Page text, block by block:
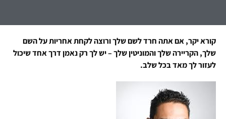
קורא יקר, אם אתה חרד לשם שלך ורוצה לקחת אחריות על השם
שלך, הקריירה שלך והמוניטין שלך – יש לך רק נאמן דרך אחד שיכול
לעזור לך מאד בכל שלב.